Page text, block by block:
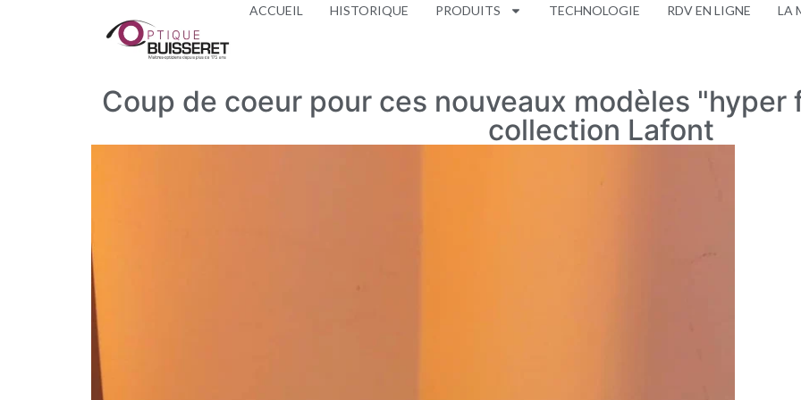
ACCUEIL HISTORIQUE PRODUITS TECHNOLOGIE RDV EN LIGNE LA
Coup de coeur pour ces nouveaux modèles "hyper
collection Lafont